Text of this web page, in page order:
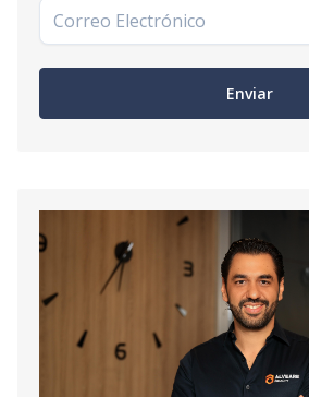
Enviar